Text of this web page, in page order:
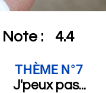
Note : 4.4
THÈME N°7
J'peux pas...